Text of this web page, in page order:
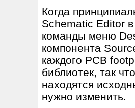
Когда
Schematic Editor
команды меню
компонента
каждого PCB
библиотек, так
находятся
нужно изменить.